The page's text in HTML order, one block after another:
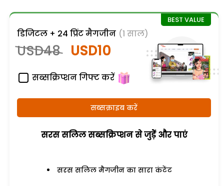
डिजिटल + 24 प्रिंट मैगजीन (1 साल)
USD48 USD10
सब्सक्रिप्शन गिफ्ट करें
सब्सक्राइब करें
सरस सलिल सब्सक्रिप्शन से जुड़ेें और पाएं
सरस सलिल मैगजीन का सारा कंटेंट